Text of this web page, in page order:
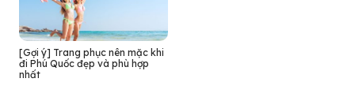
[Gợi ý] Trang phục nên mặc khi
đi Phú Quốc đẹp và phù hợp
nhất